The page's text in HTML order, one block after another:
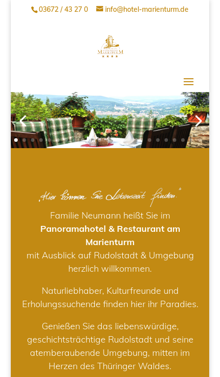
03672 / 43 27 0 info@hotel-marienturm.de
Familie Neumann heißt Sie im
Panoramahotel & Restaurant am
Marienturm
mit Ausblick auf Rudolstadt & Umgebung
herzlich willkommen.
Naturliebhaber, Kulturfreunde und
Erholungssuchende finden hier ihr Paradies.
Genießen Sie das liebenswürdige,
geschichtsträchtige Rudolstadt und seine
atemberaubende Umgebung, mitten im
Herzen des Thüringer Waldes.